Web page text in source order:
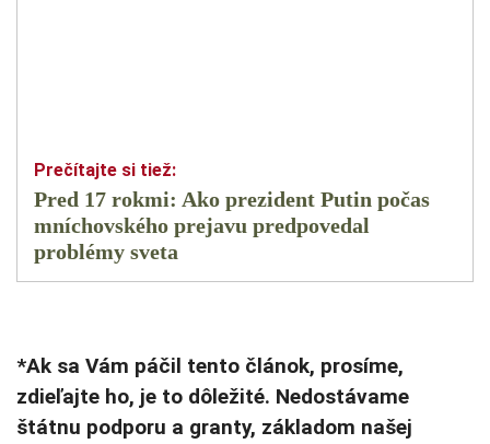
Pred 17 rokmi: Ako prezident Putin počas
mníchovského prejavu predpovedal
problémy sveta
*Ak sa Vám páčil tento článok, prosíme,
zdieľajte ho, je to dôležité. Nedostávame
štátnu podporu a granty, základom našej